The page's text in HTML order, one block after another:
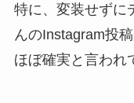
特に、変装せずに
んのInstagram投
ほぼ確実と言われ